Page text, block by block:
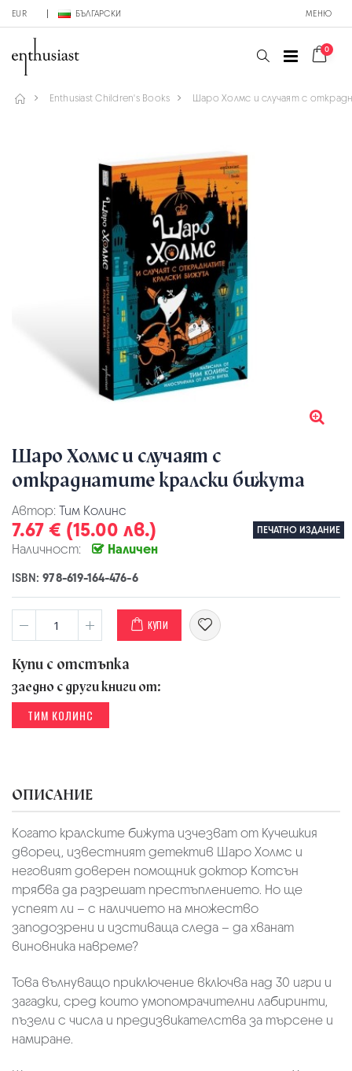
EUR БЪЛГАРСКИ МЕНЮ
0
Enthusiast Children's Books Шаро Холмс и случаят с
Шаро Холмс и случаят с
откраднатите кралски бижута
Автор: Тим Колинс
7.67 € (15.00 лв.) ПЕЧАТНО ИЗДАНИЕ
Наличност: Наличен
ISBN:978-619-164-476-6
КУПИ
Купи с отстъпка
заедно с други книги от:
ТИМ КОЛИНС
ОПИСАНИЕ
Когато кралските бижута изчезват от Кучешкия
дворец, известният детектив Шаро Холмс и
неговият доверен помощник доктор Котсън
трябва да разрешат престъплението. Но ще
успеят ли – с наличието на множество
заподозрени и изстиваща следа – да хванат
виновника навреме?
Това вълнуващо приключение включва над 30 игри и
загадки, сред които умопомрачителни лабиринти,
пъзели с числа и предизвикателства за търсене и
намиране.